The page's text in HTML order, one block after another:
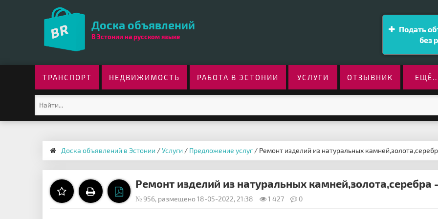
Доска объявлений
В Эстонии на русском языке
Подать
без
ТРАНСПОРТ НЕДВИЖИМОСТЬ РАБОТА В ЭСТОНИИ УСЛУГИ ОТЗЫВНИК
Доска объявлений в Эстонии /Услуги / Предложение услуг/ Ремонт изделий из натуральных
Ремонт изделий из натуральных камней,золота,серебра -
№ 956, размещено 18-05-2022, 21:38 1 427 0